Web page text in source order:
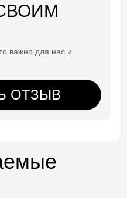
важно для нас и
ОТЗЫВ